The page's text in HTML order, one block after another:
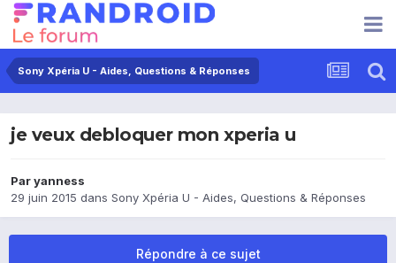
Sony Xpéria U - Aides, Questions & Réponses
je veux debloquer mon xperia u
Paryanness
29 juin 2015 dans Sony Xpéria U - Aides, Questions & Réponses
Répondre à ce sujet